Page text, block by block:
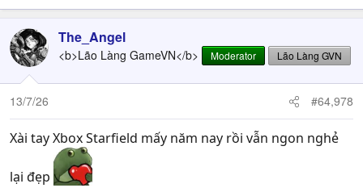
The_Angel
<b>Lão Làng GameVN</b> Moderator Lão Làng GVN
13/7/26 #64,978
Xài tay Xbox Starfield mấy năm nay rồi vẫn ngon nghẻ
lại đẹp